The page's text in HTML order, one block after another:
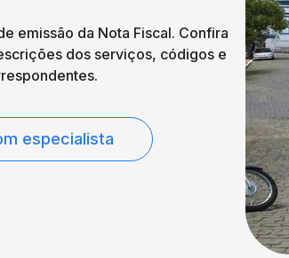
emissão da Nota Fiscal. Confira
dos serviços, códigos e
especialista